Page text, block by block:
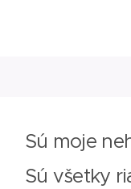
Sú moje
Sú všetky